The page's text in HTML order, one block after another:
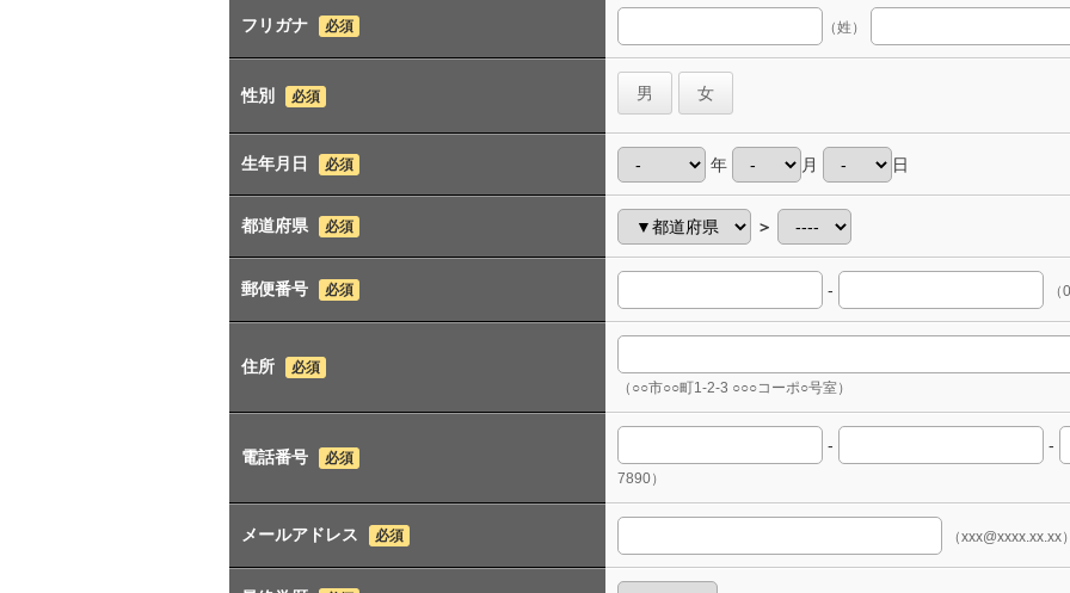
フリガナ 必須 （姓）
性別 必須 男 女
生年月日 必須 年 月 日
都道府県 必須 ＞
郵便番号 必須 -
住所
必須
（○○市○○町1-2-3 ○○○コーポ○号室）
電話番号 必須
- -
7890）
メールアドレス 必須 （xxx@xxxx.xx.xx）